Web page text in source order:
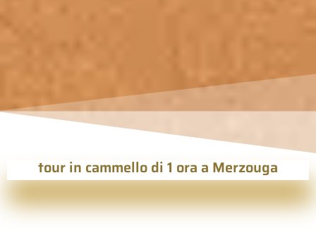
tour in cammello di 1 ora a Merzouga